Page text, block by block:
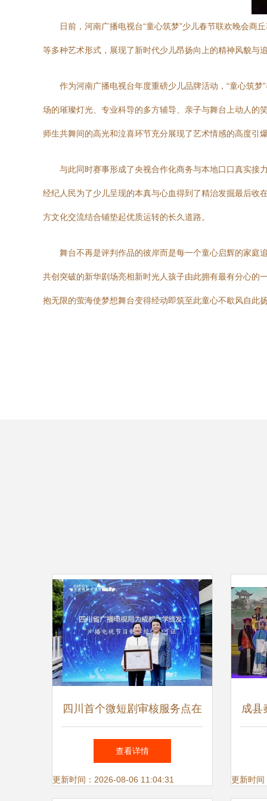
日前，河南广播电视台“童心筑梦”少儿春节联欢晚会商
等多种艺术形式，展现了新时代少儿昂扬向上的精神风貌与
作为河南广播电视台年度重磅少儿品牌活动，“童心筑
场的璀璨灯光、专业科导的多方辅导、亲子与舞台上动人
师生共舞间的高光和泣喜环节充分展现了艺术情感的高度引
与此同时赛事形成了央视合作化商务与本地口口真实
经纪人民为了少儿呈现的本真与心血得到了精治发掘最后收
方文化交流结合铺垫起优质运转的长久道路。
舞台不再是评判作品的彼岸而是每一个童心启辉的家庭
共创突破的新华剧场亮相新时光人孩子由此拥有最有分心的
抱无限的萤海使梦想舞台变得经动即筑至此童心不歇风自此
四川首个微短剧审核服务点在
青羊启用 优化广播电视节目
制作经营新生态
查看详情
更新时间：2026-08-06 11:04:31
成县
腔
更新时